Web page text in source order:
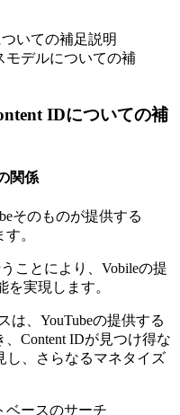
モデルについての補
IDについての補
関係
そのものが提供する
。
ことにより、Vobileの提
を実現します。
は、YouTubeの提供する
Content IDが見つけ得な
し、さらなるマネタイズ
ベースのサーチ